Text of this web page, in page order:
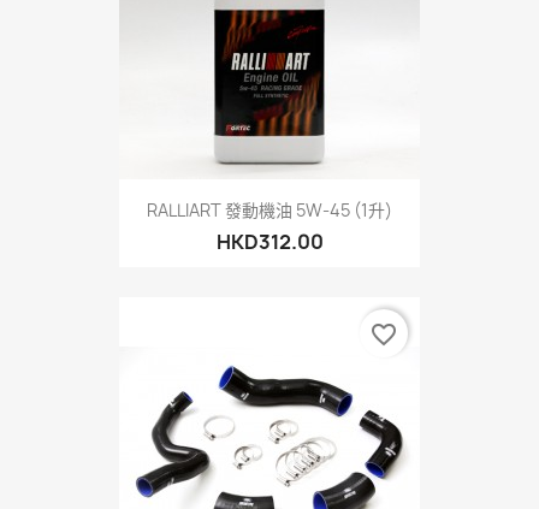
RALLIART 發動機油 5W-45 (1升)
HKD312.00
favorite_border